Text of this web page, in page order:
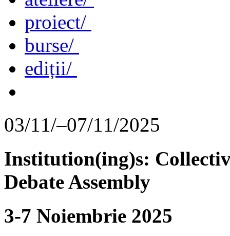
proiect/
burse/
ediții/
03/11/–07/11/2025
Institution(ing)s:
Debate Assembly
3-7 Noiembrie 2025